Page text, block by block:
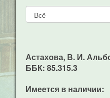
Астахова, В. И.
ББК: 85.315.3
Имеется в наличии: